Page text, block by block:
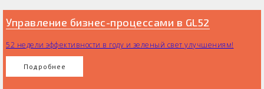
Управление бизнес-процессами в GL52
52 недели эффективности в году и зеленый свет улучшениям!
Подробнее